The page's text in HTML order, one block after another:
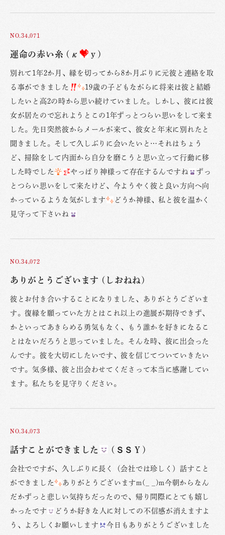
NO.34,071
運命の赤い糸 (κ у)
別れて1年2か月、縁を切ってから8か月ぶりに元彼と連絡を取
る事ができました
19歳の子どもながらに将来は彼と結婚
したいと高2の時から思い続けていました。しかし、彼には彼
女が居たので忘れようとこの1年ずっとつらい思いをして来ま
した。先日突然彼からメールが来て、彼女と年末に別れたと
聞きました。そして久しぶりに会いたいと…それはちょう
ど、掃除をして内面から自分を磨こうと思い立って行動に移
した時でした
やっぱり神様って存在するんですね
ずっ
とつらい思いをして来たけど、今ようやく彼と良い方向へ向
かっているような気がします
どうか神様、私と彼を温かく
見守って下さいね
NO.34,072
ありがとうございます (しおねね)
彼とお付き合いすることになりました、ありがとうございま
す。復縁を願っていた方とはこれ以上の進展が期待できず、
かといってあきらめる勇気もなく、もう誰かを好きになるこ
とはないだろうと思っていました。そんな時、彼に出会った
んです。彼を大切にしたいです、彼を信じてついていきたい
です。気多様、彼と出会わせてくださって本当に感謝してい
ます。私たちを見守りください。
NO.34,073
話すことができました (ＳＳＹ)
会社でですが、久しぶりに長く（会社では珍しく）話すこと
ができました
ありがとうございますm(_ _)m今朝からなん
だかずっと悲しい気持ちだったので、帰り間際にとても嬉し
かったです
どうか好きな人に対しての不信感が消えますよ
う、よろしくお願いします
今日もありがとうございました